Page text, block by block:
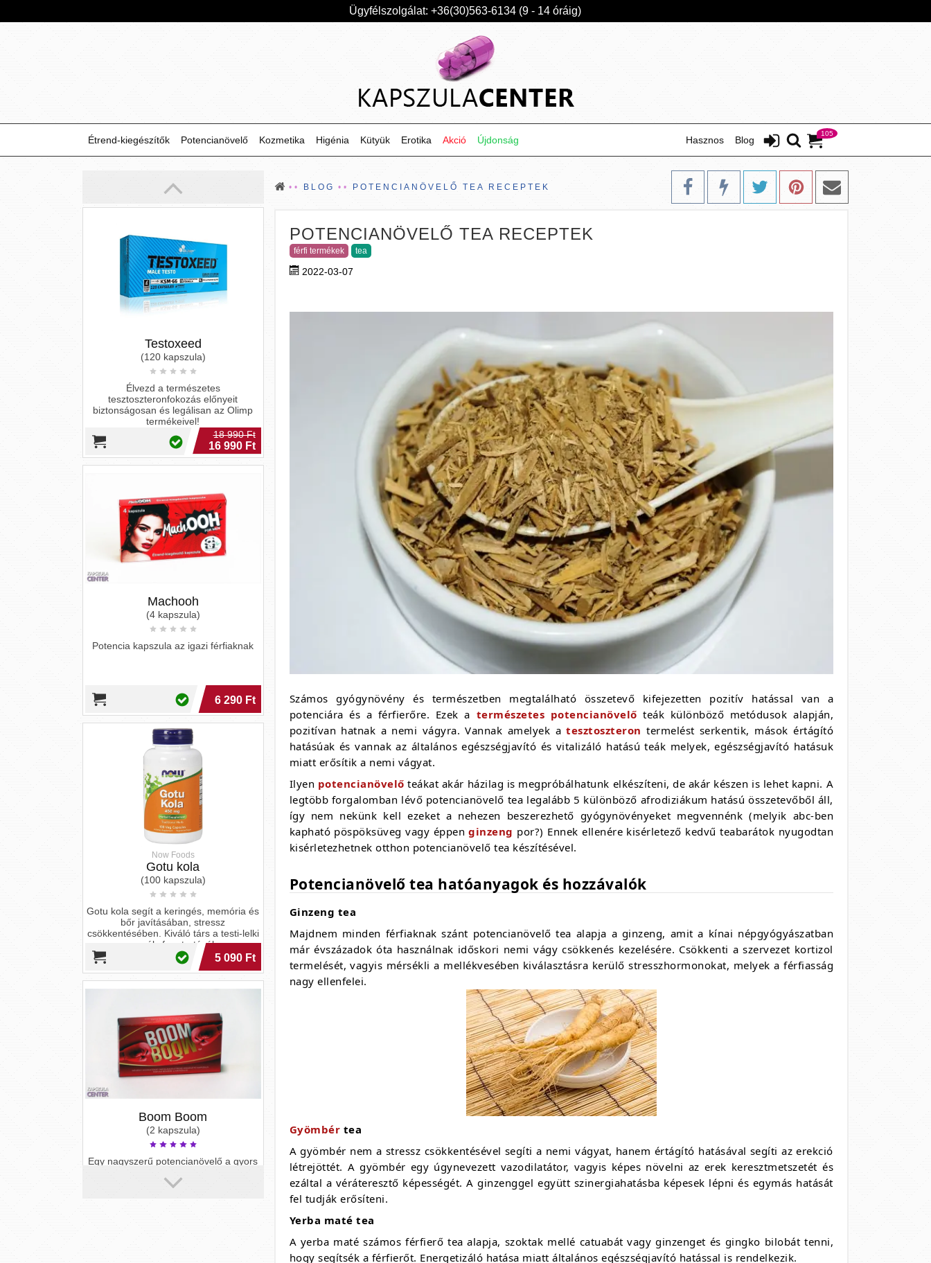
Ügyfélszolgálat: +36(30)563-6134 (9 - 14 óráig)
105
Étrend-kiegészítők Blog
Potencianövelő Hasznos
Kozmetika Higénia Kütyük Erotika Akció Újdonság
2 190 Ft
Testoxeed
Élvezd a természetes
tesztoszteronfokozás előnyeit
termékeivel!
18 990 Ft
16 990 Ft
Potencia kapszula az igazi férfiaknak
Now Foods
Gotu kola
Gotu kola segít a keringés, memória és
bőr javításában, stressz
egyensúly fenntartásához.
5 090 Ft
(2 kapszula)
Egy nagyszerű potencianövelő a gyors
és erős erekcióért!
BLOG POTENCIANÖVELŐ TEA RECEPTEK
POTENCIANÖVELŐ TEA RECEPTEK
férfi termékek tea
2022-03-07
Számos gyógynövény és természetben megtalálható összetevő kifejezetten pozitív hatással van a
potenciára és a férfierőre. Ezek a természetes potencianövelő teák különböző metódusok alapján,
pozitívan hatnak a nemi vágyra. Vannak amelyek atesztoszteron termelést serkentik, mások értágító
hatásúak és vannak az általános egészségjavító és vitalizáló hatású teák melyek, egészségjavító hatásuk
miatt erősítik a nemi vágyat.
Ilyen potencianövelő teákat akár házilag is megpróbálhatunk elkészíteni, de akár készen is lehet kapni. A
legtöbb forgalomban lévő potencianövelő tea legalább 5 különböző afrodiziákum hatású összetevőből áll,
így nem nekünk kell ezeket a nehezen beszerezhető gyógynövényeket megvennénk (melyik abc-ben
kapható pöspöksüveg vagy éppenginzeng por?) Ennek ellenére kisérletező kedvű teabarátok nyugodtan
kisérletezhetnek otthon potencianövelő tea készítésével.
Potencianövelő tea hatóanyagok és hozzávalók
Ginzeng tea
Majdnem minden férfiaknak szánt potencianövelő tea alapja a ginzeng, amit a kínai népgyógyászatban
már évszázadok óta használnak időskori nemi vágy csökkenés kezelésére. Csökkenti a szervezet kortizol
termelését, vagyis mérsékli a mellékvesében kiválasztásra kerülő stresszhormonokat, melyek a férfiasság
nagy ellenfelei.
Gyömbér tea
A gyömbér nem a stressz csökkentésével segíti a nemi vágyat, hanem értágító hatásával segíti az erekció
létrejöttét. A gyömbér egy úgynevezett vazodilatátor, vagyis képes növelni az erek keresztmetszetét és
ezáltal a véráteresztő képességét. A ginzenggel együtt szinergiahatásba képesek lépni és egymás hatását
fel tudják erősíteni.
Yerba maté tea
A yerba maté számos férfierő tea alapja, szoktak mellé catuabát vagy ginzenget és gingko bilobát tenni,
hogy segítsék a férfierőt. Energetizáló hatása miatt általános egészségjavító hatással is rendelkezik.